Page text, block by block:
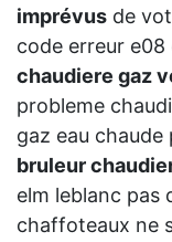
imprévus de
code erreur
chaudiere gaz
probleme
gaz eau
bruleur
elm leblanc pas
chaffoteaux ne